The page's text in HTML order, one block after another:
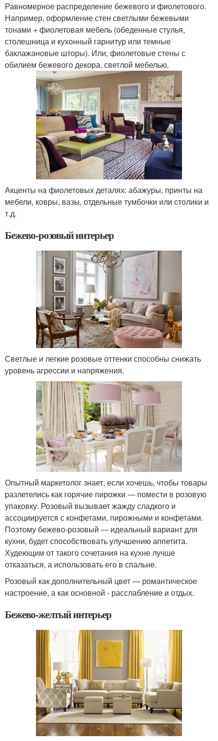
Равномерное распределение бежевого и фиолетового.
Например, оформление стен светлыми бежевыми
тонами + фиолетовая мебель (обеденные стулья,
столешница и кухонный гарнитур или темные
баклажановые шторы). Или, фиолетовые стены с
обилием бежевого декора, светлой мебелью.
Акценты на фиолетовых деталях: абажуры, принты на
мебели, ковры, вазы, отдельные тумбочки или столики и
т.д.
Бежево-розовый интерьер
Светлые и легкие розовые оттенки способны снижать
уровень агрессии и напряжения.
Опытный маркетолог знает, если хочешь, чтобы товары
разлетелись как горячие пирожки ― помести в розовую
упаковку. Розовый вызывает жажду сладкого и
ассоциируется с конфетами, пирожными и конфетами.
Поэтому бежево-розовый ― идеальный вариант для
кухни, будет способствовать улучшению аппетита.
Худеющим от такого сочетания на кухне лучше
отказаться, а использовать его в спальне.
Розовый как дополнительный цвет — романтическое
настроение, а как основной - расслабление и отдых.
Бежево-желтый интерьер